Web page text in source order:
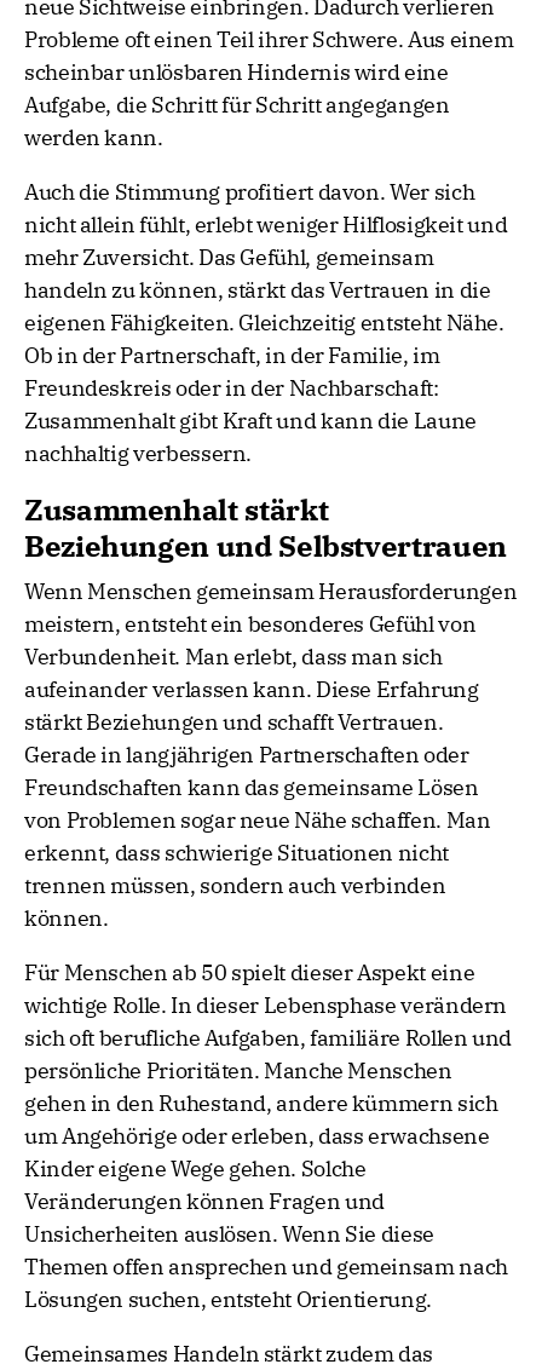
neue Sichtweise einbringen. Dadurch verlieren
Probleme oft einen Teil ihrer Schwere. Aus einem
scheinbar unlösbaren Hindernis wird eine
Aufgabe, die Schritt für Schritt angegangen
werden kann.
Auch die Stimmung profitiert davon. Wer sich
nicht allein fühlt, erlebt weniger Hilflosigkeit und
mehr Zuversicht. Das Gefühl, gemeinsam
handeln zu können, stärkt das Vertrauen in die
eigenen Fähigkeiten. Gleichzeitig entsteht Nähe.
Ob in der Partnerschaft, in der Familie, im
Freundeskreis oder in der Nachbarschaft:
Zusammenhalt gibt Kraft und kann die Laune
nachhaltig verbessern.
Zusammenhalt stärkt
Beziehungen und Selbstvertrauen
Wenn Menschen gemeinsam Herausforderungen
meistern, entsteht ein besonderes Gefühl von
Verbundenheit. Man erlebt, dass man sich
aufeinander verlassen kann. Diese Erfahrung
stärkt Beziehungen und schafft Vertrauen.
Gerade in langjährigen Partnerschaften oder
Freundschaften kann das gemeinsame Lösen
von Problemen sogar neue Nähe schaffen. Man
erkennt, dass schwierige Situationen nicht
trennen müssen, sondern auch verbinden
können.
Für Menschen ab 50 spielt dieser Aspekt eine
wichtige Rolle. In dieser Lebensphase verändern
sich oft berufliche Aufgaben, familiäre Rollen und
persönliche Prioritäten. Manche Menschen
gehen in den Ruhestand, andere kümmern sich
um Angehörige oder erleben, dass erwachsene
Kinder eigene Wege gehen. Solche
Veränderungen können Fragen und
Unsicherheiten auslösen. Wenn Sie diese
Themen offen ansprechen und gemeinsam nach
Lösungen suchen, entsteht Orientierung.
Gemeinsames Handeln stärkt zudem das